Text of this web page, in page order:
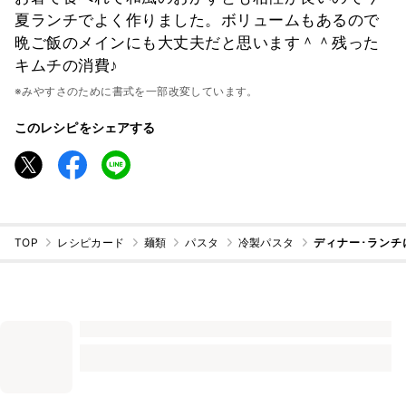
夏ランチでよく作りました。ボリュームもあるので
晩ご飯のメインにも大丈夫だと思います＾＾残った
キムチの消費♪
※みやすさのために書式を一部改変しています。
このレシピをシェアする
TOP レシピカード 麺類 パスタ 冷製パスタ ディナー･ラン